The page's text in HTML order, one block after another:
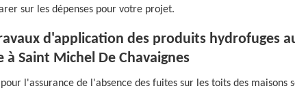
sur les dépenses pour votre projet.
d'application des produits hydrofuges
Saint Michel De Chavaignes
l'assurance de l'absence des fuites sur les toits des maisons